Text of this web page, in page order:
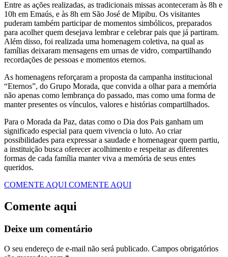
Entre as ações realizadas, as tradicionais missas aconteceram às 8h e
10h em Emaús, e às 8h em São José de Mipibu. Os visitantes
puderam também participar de momentos simbólicos, preparados
para acolher quem desejava lembrar e celebrar pais que já partiram.
Além disso, foi realizada uma homenagem coletiva, na qual as
famílias deixaram mensagens em urnas de vidro, compartilhando
recordações de pessoas e momentos eternos.
As homenagens reforçaram a proposta da campanha institucional
“Eternos”, do Grupo Morada, que convida a olhar para a memória
não apenas como lembrança do passado, mas como uma forma de
manter presentes os vínculos, valores e histórias compartilhados.
Para o Morada da Paz, datas como o Dia dos Pais ganham um
significado especial para quem vivencia o luto. Ao criar
possibilidades para expressar a saudade e homenagear quem partiu,
a instituição busca oferecer acolhimento e respeitar as diferentes
formas de cada família manter viva a memória de seus entes
queridos.
COMENTE AQUI COMENTE AQUI
Comente aqui
Deixe um comentário
O seu endereço de e-mail não será publicado. Campos obrigatórios